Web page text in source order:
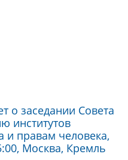
о заседании Совета
институтов
и правам человека,
Москва, Кремль